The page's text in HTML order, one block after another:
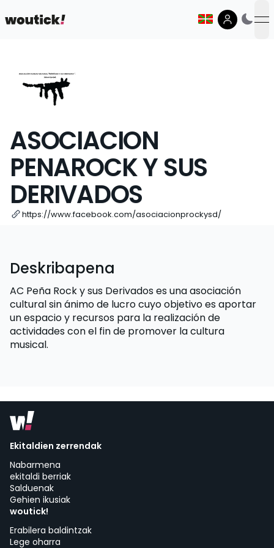
ASOCIACION
PENAROCK Y SUS
DERIVADOS
https://www.facebook.com/asociacionprockysd/
Deskribapena
AC Peña Rock y sus Derivados es una asociación
cultural sin ánimo de lucro cuyo objetivo es aportar
un espacio y recursos para la realización de
actividades con el fin de promover la cultura
musical.
Ekitaldien zerrendak
Nabarmena
ekitaldi berriak
Salduenak
Gehien ikusiak
woutick!
Erabilera baldintzak
Lege oharra